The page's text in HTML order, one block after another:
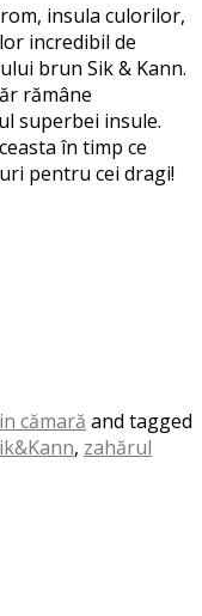
insula culorilor,
incredibil de
brun Sik & Kann.
rămâne
superbei insule.
în timp ce
pentru cei dragi!
cămară and tagged
, zahărul